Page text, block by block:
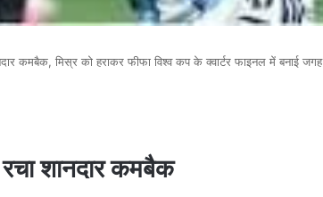
कमबैक, मिस्र को हराकर फीफा विश्व कप के क्वार्टर फाइनल में बनाई जगह
शानदार कमबैक